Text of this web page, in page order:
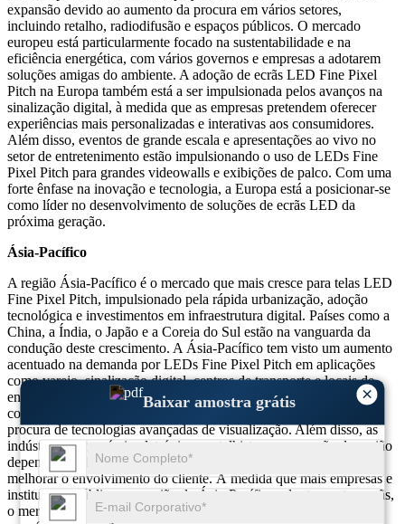
×
Baixar amostra grátis
expansão devido ao aumento da procura em vários setores,
incluindo retalho, radiodifusão e espaços públicos. O mercado
europeu está particularmente focado na sustentabilidade e na
eficiência energética, com vários governos e empresas a adotarem
soluções amigas do ambiente. A adoção de ecrãs LED Fine Pixel
Pitch na Europa também está a ser impulsionada pelos avanços na
sinalização digital, à medida que as empresas pretendem oferecer
experiências mais personalizadas e interativas aos consumidores.
Além disso, eventos de grande escala e apresentações ao vivo no
setor de entretenimento estão impulsionando o uso de LEDs Fine
Pixel Pitch para grandes videowalls e exibições de palco. Com uma
forte ênfase na inovação e tecnologia, a Europa está a posicionar-se
como líder no desenvolvimento de soluções de ecrãs LED da
próxima geração.
Ásia-Pacífico
A região Ásia-Pacífico é o mercado que mais cresce para telas LED
Fine Pixel Pitch, impulsionado pela rápida urbanização, adoção
tecnológica e investimentos em infraestrutura digital. Países como a
China, a Índia, o Japão e a Coreia do Sul estão na vanguarda da
condução deste crescimento. A Ásia-Pacífico tem visto um aumento
acentuado na demanda por LEDs Fine Pixel Pitch em aplicações
como varejo, sinalização digital, centros de transporte e locais de
entretenimento. O crescimento das cidades inteligentes em países
como a China e a Índia está a contribuir significativamente para a
procura de tecnologias avançadas de visualização. Além disso, as
indústrias de comércio eletrónico e retalhista em expansão da região
dependem cada vez mais de ecrãs LED de alta qualidade para
melhorar o envolvimento do cliente. À medida que mais empresas e
instituições públicas na região da Ásia-Pacífico adoptam estes ecrãs,
o mercado da tecnologia LED Fine Pixel Pitch deverá continuar a